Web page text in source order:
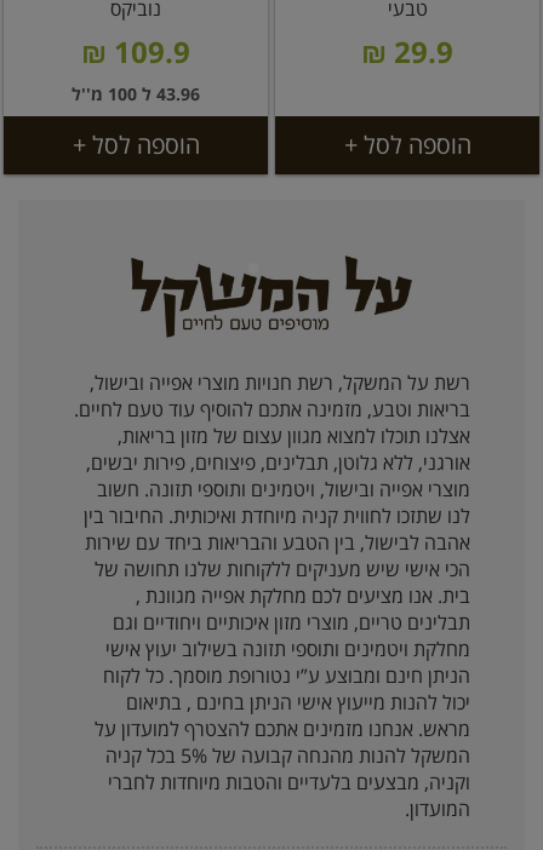
טבעי
29.9 ₪
הוספה לסל +
נוביקס
109.9 ₪
43.96 ל 100 מ''ל
הוספה לסל +
רשת על המשקל, רשת חנויות מוצרי אפייה ובישול,
בריאות וטבע, מזמינה אתכם להוסיף עוד טעם לחיים.
אצלנו תוכלו למצוא מגוון עצום של מזון בריאות,
אורגני, ללא גלוטן, תבלינים, פיצוחים, פירות יבשים,
מוצרי אפייה ובישול, ויטמינים ותוספי תזונה. חשוב
לנו שתזכו לחווית קניה מיוחדת ואיכותית. החיבור בין
אהבה לבישול, בין הטבע והבריאות ביחד עם שירות
הכי אישי שיש מעניקים ללקוחות שלנו תחושה של
בית. אנו מציעים לכם מחלקת אפייה מגוונת ,
תבלינים טריים, מוצרי מזון איכותיים ויחודיים וגם
מחלקת ויטמינים ותוספי תזונה בשילוב יעוץ אישי
הניתן חינם ומבוצע ע”י נטורופת מוסמך. כל לקוח
יכול להנות מייעוץ אישי הניתן בחינם , בתיאום
מראש. אנחנו מזמינים אתכם להצטרף למועדון על
המשקל להנות מהנחה קבועה של 5% בכל קניה
וקניה, מבצעים בלעדיים והטבות מיוחדות לחברי
המועדון.